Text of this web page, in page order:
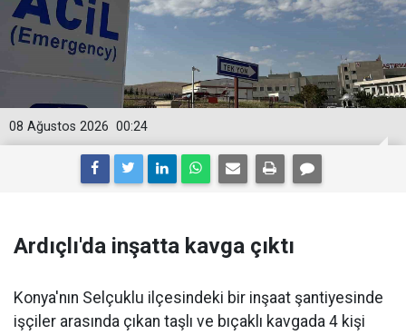
00:24
08 Ağustos 2026
Ardıçlı'da inşatta kavga çıktı
Konya'nın Selçuklu ilçesindeki bir inşaat şantiyesinde
işçiler arasında çıkan taşlı ve bıçaklı kavgada 4 kişi